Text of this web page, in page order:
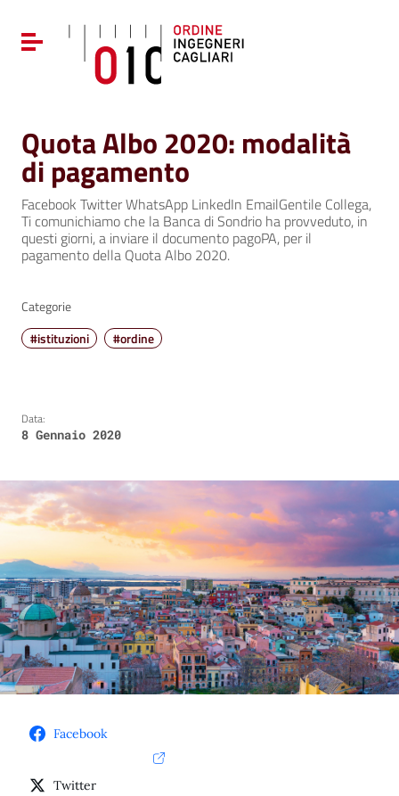
Vai al menu di navigazione
Vai al footer
Attiva / disattiva la navigazione
Quota Albo 2020: modalità
di pagamento
Facebook Twitter WhatsApp LinkedIn EmailGentile Collega,
Ti comunichiamo che la Banca di Sondrio ha provveduto, in
questi giorni, a inviare il documento pagoPA, per il
pagamento della Quota Albo 2020.
Categorie
#istituzioni
#ordine
Data:
8 Gennaio 2020
Facebook
Twitter